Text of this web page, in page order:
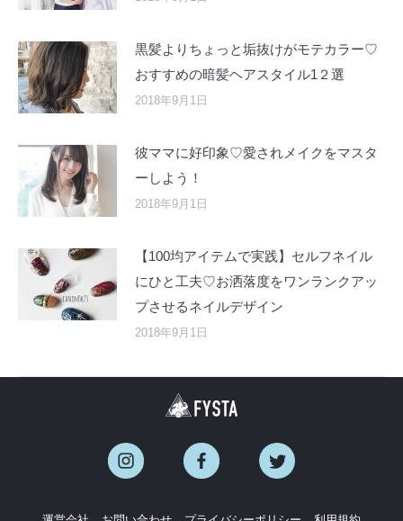
黒髪よりちょっと垢抜けがモテカラー♡
おすすめの暗髪ヘアスタイル1２選
2018年9月1日
彼ママに好印象♡愛されメイクをマスタ
ーしよう！
2018年9月1日
【100均アイテムで実践】セルフネイル
にひと工夫♡お洒落度をワンランクアッ
プさせるネイルデザイン
2018年9月1日